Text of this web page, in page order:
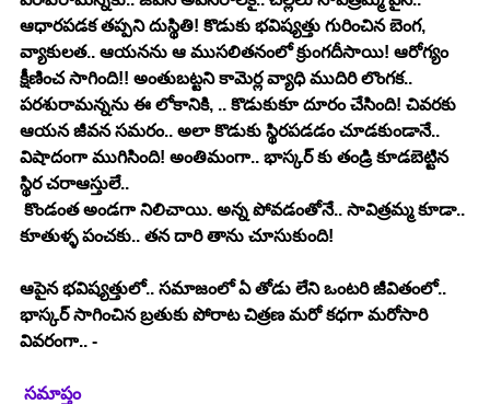
ఆధారపడక తప్పని దుస్థితి! కొడుకు భవిష్యత్తు గురించిన బెంగ,
వ్యాకులత.. ఆయనను ఆ ముసలితనంలో క్రుంగదీసాయి! ఆరోగ్యం
క్షీణించ సాగింది!! అంతుబట్టని కామెర్ల వ్యాధి ముదిరి లొంగక..
పరశురామన్నను ఈ లోకానికి, .. కొడుకుకూ దూరం చేసింది! చివరకు
ఆయన జీవన సమరం.. అలా కొడుకు స్థిరపడడం చూడకుండానే..
విషాదంగా ముగిసింది! అంతిమంగా.. భాస్కర్ కు తండ్రి కూడబెట్టిన
స్థిర చరాఆస్తులే..
కొండంత అండగా నిలిచాయి. అన్న పోవడంతోనే.. సావిత్రమ్మ కూడా..
కూతుళ్ళ పంచకు.. తన దారి తాను చూసుకుంది!
ఆపైన భవిష్యత్తులో.. సమాజంలో ఏ తోడు లేని ఒంటరి జీవితంలో..
భాస్కర్ సాగించిన బ్రతుకు పోరాట చిత్రణ మరో కధగా మరోసారి
వివరంగా.. -
సమాప్తం